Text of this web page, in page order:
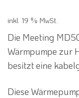
inkl. 19 % MwSt.
Die Meeting
Wärmpumpe zur
besitzt eine
Diese